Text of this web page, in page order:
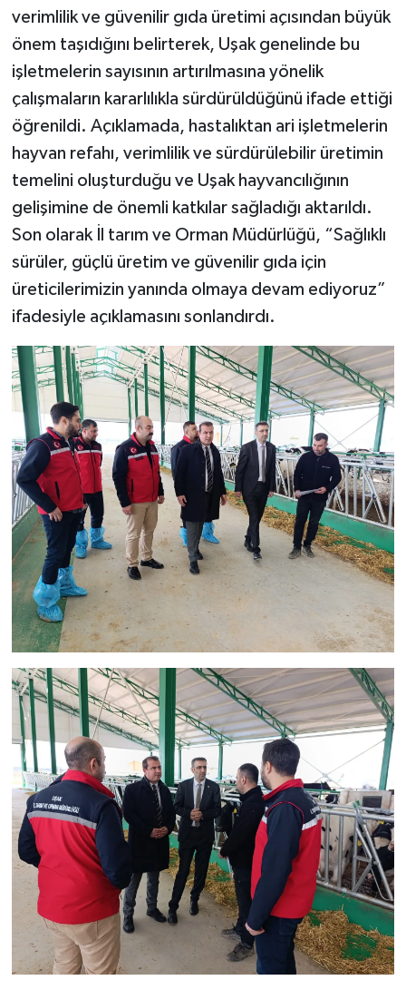
verimlilik ve güvenilir gıda üretimi açısından büyük
önem taşıdığını belirterek, Uşak genelinde bu
işletmelerin sayısının artırılmasına yönelik
çalışmaların kararlılıkla sürdürüldüğünü ifade ettiği
öğrenildi. Açıklamada, hastalıktan ari işletmelerin
hayvan refahı, verimlilik ve sürdürülebilir üretimin
temelini oluşturduğu ve Uşak hayvancılığının
gelişimine de önemli katkılar sağladığı aktarıldı.
Son olarak İl tarım ve Orman Müdürlüğü, “Sağlıklı
sürüler, güçlü üretim ve güvenilir gıda için
üreticilerimizin yanında olmaya devam ediyoruz”
ifadesiyle açıklamasını sonlandırdı.